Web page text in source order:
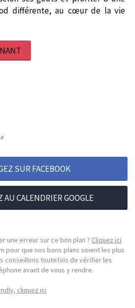
différente, au cœur de la vie
SUR FACEBOOK
CALENDRIER GOOGLE
une erreur sur ce bon plan ? Cliquez ici
pour que nos bons plans soient les plus
conseillons toutefois de vérifier les
avant de vous y rendre.
cliquez ici